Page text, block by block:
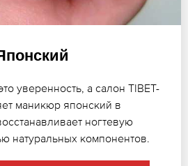
уверенность, а салон TIBET-
маникюр японский в
ногтевую
натуральных компонентов.